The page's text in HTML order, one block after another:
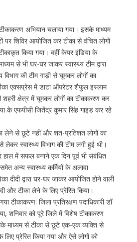
अभियान चलाया गया। इसके माध्यम
पर शिविर आयोजित कर टीका से वंचित लोगों
किया गया। वहीं केयर इंडिया के
से भी घर-घर जाकर स्वास्थ्य टीम द्वारा
विभाग की टीम गाड़ी से घूमकर लोगों का
एक्सप्रेस में डाटा ऑपरेटर शैफुल इस्लाम
क्षेत्र में घूमकर लोगों का टीकाकरण कर
के एफपीसी जितेंद्र कुमार सिंह गाइड कर रहे
लेने से छूटे नहीं और शत-प्रतिशत लोगों का
लेकर स्वास्थ्य विभाग की टीम लगी हुई थी।
हाल में सफल बनाने एक दिन पूर्व भी संबंधित
अन्य स्वास्थ्य कर्मियों के अलावा
दीदी द्वारा घर-घर जाकर आयोजित होने वाली
और टीका लेने के लिए प्रेरित किया।
टीकाकरण: जिला प्रतिरक्षण पदाधिकारी डॉ
शनिवार को पूरे जिले में विशेष टीकाकरण
माध्यम से टीका से छूटे एक-एक व्यक्ति से
प्रेरित किया गया और ऐसे लोगों को